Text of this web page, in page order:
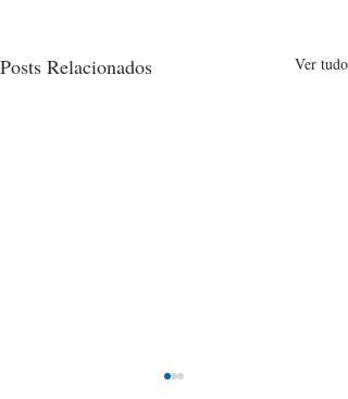
Posts Relacionados Ver tudo